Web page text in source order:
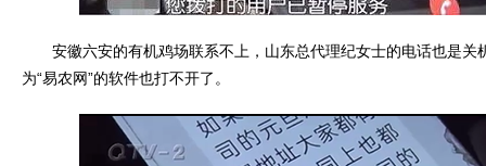
安徽六安的有机鸡场联系不上，山东总代理纪女士的电话也是关
为“易农网”的软件也打不开了。